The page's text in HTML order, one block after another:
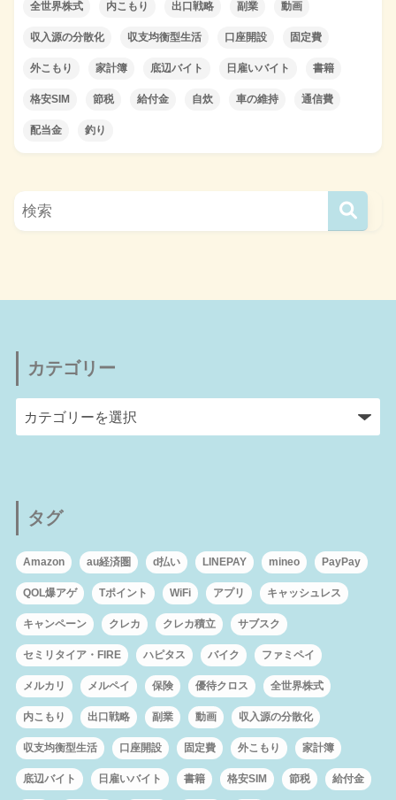
全世界株式 内こもり 出口戦略 副業 動画
収入源の分散化 収支均衡型生活 口座開設 固定費
外こもり 家計簿 底辺バイト 日雇いバイト 書籍
格安SIM 節税 給付金 自炊 車の維持 通信費
配当金 釣り
カテゴリー
タグ
Amazon au経済圏 d払い LINEPAY mineo PayPay
QOL爆アゲ Tポイント WiFi アプリ キャッシュレス
キャンペーン クレカ クレカ積立 サブスク
セミリタイア・FIRE ハピタス バイク ファミペイ
メルカリ メルペイ 保険 優待クロス 全世界株式
内こもり 出口戦略 副業 動画 収入源の分散化
収支均衡型生活 口座開設 固定費 外こもり 家計簿
底辺バイト 日雇いバイト 書籍 格安SIM 節税 給付金